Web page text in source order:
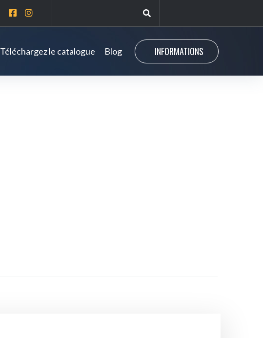
Téléchargez le catalogue Blog INFORMATIONS